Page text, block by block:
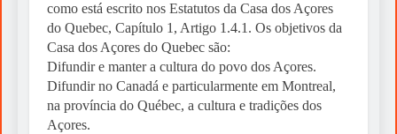
como está escrito nos Estatutos da Casa dos Açores
do Quebec, Capítulo 1, Artigo 1.4.1. Os objetivos da
Casa dos Açores do Quebec são:
Difundir e manter a cultura do povo dos Açores.
Difundir no Canadá e particularmente em Montreal,
na província do Québec, a cultura e tradições dos
Açores.